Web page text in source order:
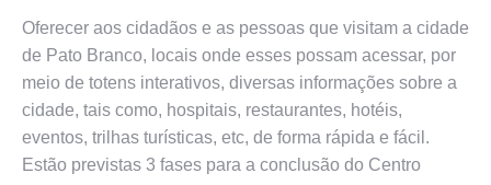
Oferecer aos cidadãos e as pessoas que visitam a cidade
de Pato Branco, locais onde esses possam acessar, por
meio de totens interativos, diversas informações sobre a
cidade, tais como, hospitais, restaurantes, hotéis,
eventos, trilhas turísticas, etc, de forma rápida e fácil.
Estão previstas 3 fases para a conclusão do Centro